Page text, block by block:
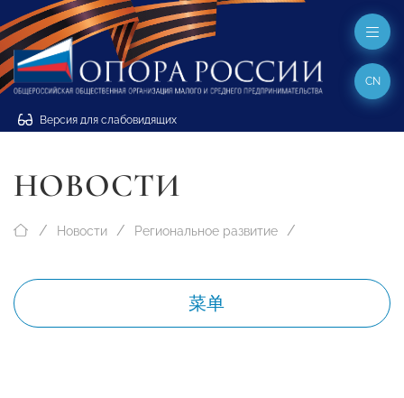
Версия для слабовидящих
CN
НОВОСТИ
Новости Региональное развитие
菜单